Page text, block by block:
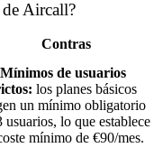
Aircall?
Contras
Mínimos de usuarios
los planes básicos
un mínimo obligatorio
usuarios, lo que establece
mínimo de €90/mes.